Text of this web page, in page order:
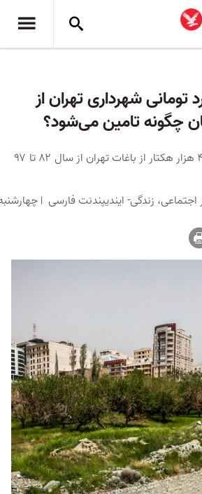
میلیارد تومانی شهرداری تهران از
چگونه تامین می‌شود؟
«برج‌باغ» باعث تخریب ۴ هزار هکتار از باغات تهران از سال ۸۲ تا ۹۷
اجتماعی، زندگی- ایندیپندنت فارسی چهارشنبه ۲۰ اسفند ۱۳۹۹ برابر با ۱۰ مارس